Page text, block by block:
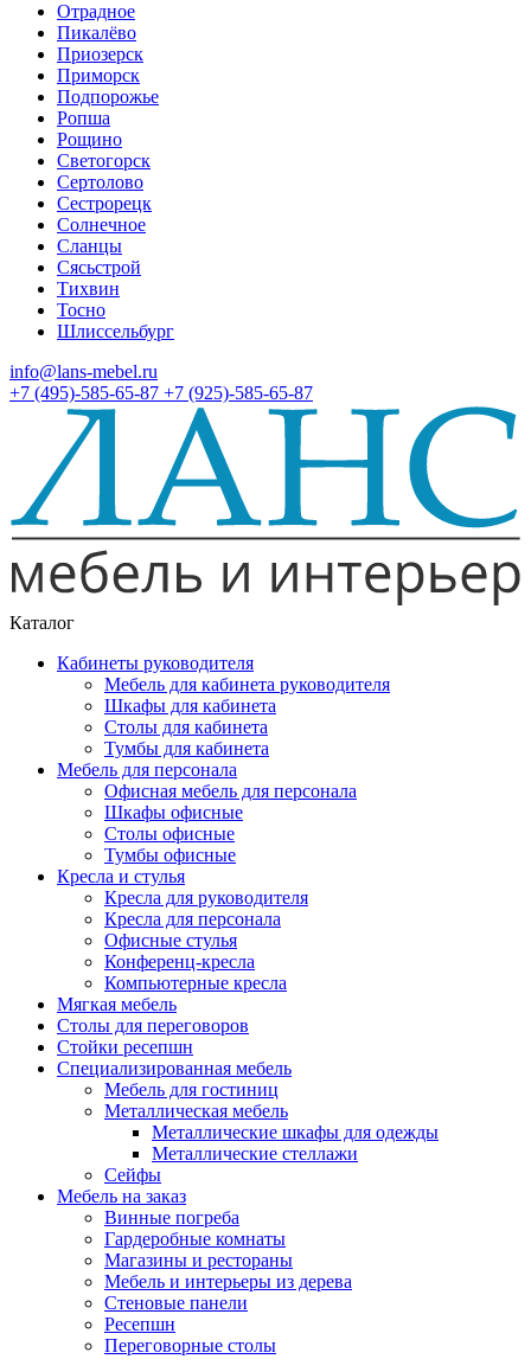
Отрадное
Пикалёво
Приозерск
Приморск
Подпорожье
Ропша
Рощино
Светогорск
Сертолово
Сестрорецк
Солнечное
Сланцы
Сясьстрой
Тихвин
Тосно
Шлиссельбург
info@lans-mebel.ru
+7 (495)-585-65-87 +7 (925)-585-65-87
Каталог
Кабинеты руководителя
Мебель для кабинета руководителя
Шкафы для кабинета
Столы для кабинета
Тумбы для кабинета
Мебель для персонала
Офисная мебель для персонала
Шкафы офисные
Столы офисные
Тумбы офисные
Кресла и стулья
Кресла для руководителя
Кресла для персонала
Офисные стулья
Конференц-кресла
Компьютерные кресла
Мягкая мебель
Столы для переговоров
Стойки ресепшн
Специализированная мебель
Мебель для гостиниц
Металлическая мебель
Металлические шкафы для одежды
Металлические стеллажи
Сейфы
Мебель на заказ
Винные погреба
Гардеробные комнаты
Магазины и рестораны
Мебель и интерьеры из дерева
Стеновые панели
Ресепшн
Переговорные столы